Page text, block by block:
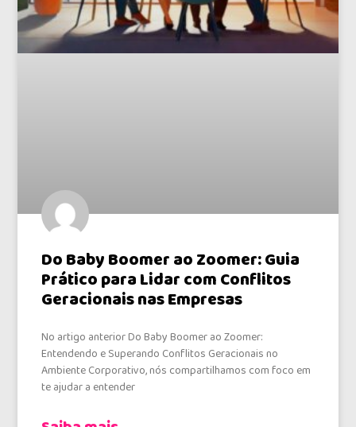
Do Baby Boomer ao Zoomer: Guia
Prático para Lidar com Conflitos
Geracionais nas Empresas
No artigo anterior Do Baby Boomer ao Zoomer:
Entendendo e Superando Conflitos Geracionais no
Ambiente Corporativo, nós compartilhamos com foco em
te ajudar a entender